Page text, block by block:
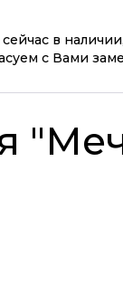
в
с Вами